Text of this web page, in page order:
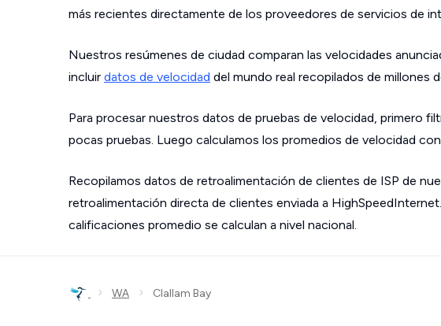
más recientes directamente de los proveedores de servicios de
Nuestros resúmenes de ciudad comparan las velocidades
incluir datos de velocidad del mundo real recopilados de millones
Para procesar nuestros datos de pruebas de velocidad, primero
pocas pruebas. Luego calculamos los promedios de velocidad
Recopilamos datos de retroalimentación de clientes de ISP de
retroalimentación directa de clientes enviada a
calificaciones promedio se calculan a nivel nacional.
› WA › Clallam Bay